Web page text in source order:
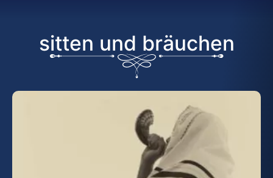
sitten und bräuchen